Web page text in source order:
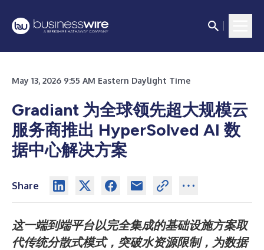
May 13, 2026 9:55 AM Eastern Daylight Time
Gradiant 为全球领先超大规模云
服务商推出 HyperSolved AI 数
据中心解决方案
Share
这一端到端平台以完全集成的基础设施方案取
代传统分散式模式，突破水资源限制，为数据